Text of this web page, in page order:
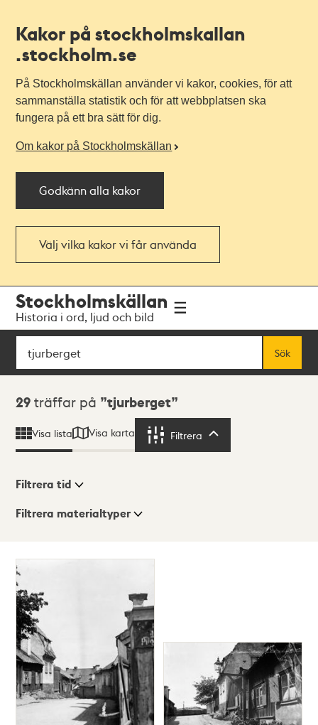
Kakor på stockholmskallan
.stockholm.se
På Stockholmskällan använder vi kakor, cookies, för att
sammanställa statistik och för att webbplatsen ska
fungera på ett bra sätt för dig.
Om kakor på Stockholmskällan
Godkänn alla kakor
Välj vilka kakor vi får använda
navigationen
huvudinnehållet
Stockholmskällan
Historia i ord, ljud och bild
Sök
Sök
Sökresultat
29 träffar på tjurberget
Visa lista Visa karta Filtrera
Visningsläge
Filtrera tid
Filtrera materialtyper
träffar